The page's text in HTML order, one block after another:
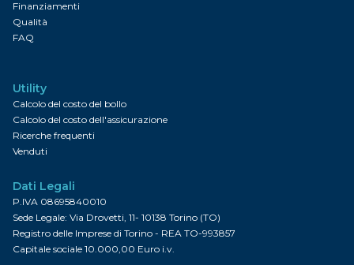
Finanziamenti
Qualità
FAQ
Utility
Calcolo del costo del bollo
Calcolo del costo dell'assicurazione
Ricerche frequenti
Venduti
Dati Legali
P.IVA 08695840010
Sede Legale: Via Drovetti, 11- 10138 Torino (TO)
Registro delle Imprese di Torino - REA TO-993857
Capitale sociale 10.000,00 Euro i.v.